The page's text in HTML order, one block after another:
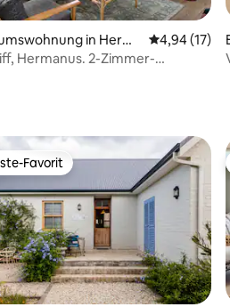
in Herma
4,94 (17)
Hermanus. 2-Zimmer-
Gäste-Favorit.
Favorit